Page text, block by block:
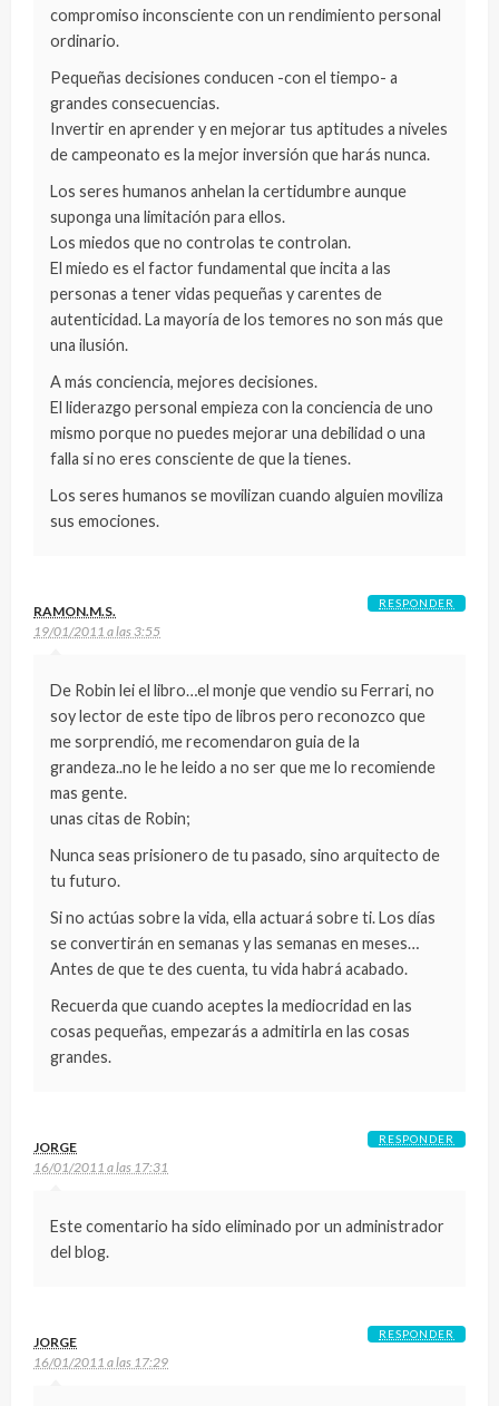
compromiso inconsciente con un rendimiento personal
ordinario.
Pequeñas decisiones conducen -con el tiempo- a
grandes consecuencias.
Invertir en aprender y en mejorar tus aptitudes a niveles
de campeonato es la mejor inversión que harás nunca.
Los seres humanos anhelan la certidumbre aunque
suponga una limitación para ellos.
Los miedos que no controlas te controlan.
El miedo es el factor fundamental que incita a las
personas a tener vidas pequeñas y carentes de
autenticidad. La mayoría de los temores no son más que
una ilusión.
A más conciencia, mejores decisiones.
El liderazgo personal empieza con la conciencia de uno
mismo porque no puedes mejorar una debilidad o una
falla si no eres consciente de que la tienes.
Los seres humanos se movilizan cuando alguien moviliza
sus emociones.
RAMON.M.S.
19/01/2011 a las 3:55
De Robin lei el libro…el monje que vendio su Ferrari, no
soy lector de este tipo de libros pero reconozco que
me sorprendió, me recomendaron guia de la
grandeza..no le he leido a no ser que me lo recomiende
mas gente.
unas citas de Robin;
Nunca seas prisionero de tu pasado, sino arquitecto de
tu futuro.
Si no actúas sobre la vida, ella actuará sobre ti. Los días
se convertirán en semanas y las semanas en meses…
Antes de que te des cuenta, tu vida habrá acabado.
Recuerda que cuando aceptes la mediocridad en las
cosas pequeñas, empezarás a admitirla en las cosas
grandes.
RESPONDER
JORGE
16/01/2011 a las 17:31
Este comentario ha sido eliminado por un administrador
del blog.
RESPONDER
JORGE
16/01/2011 a las 17:29
RESPONDER